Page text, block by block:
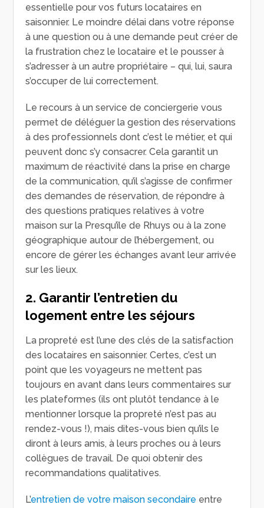
essentielle pour vos futurs locataires en
saisonnier. Le moindre délai dans votre réponse
à une question ou à une demande peut créer de
la frustration chez le locataire et le pousser à
s’adresser à un autre propriétaire – qui, lui, saura
s’occuper de lui correctement.
Le recours à un service de conciergerie vous
permet de déléguer la gestion des réservations
à des professionnels dont c’est le métier, et qui
peuvent donc s’y consacrer. Cela garantit un
maximum de réactivité dans la prise en charge
de la communication, qu’il s’agisse de confirmer
des demandes de réservation, de répondre à
des questions pratiques relatives à votre
maison sur la Presqu’île de Rhuys ou à la zone
géographique autour de l’hébergement, ou
encore de gérer les échanges avant leur arrivée
sur les lieux.
2. Garantir l’entretien du
logement entre les séjours
La propreté est l’une des clés de la satisfaction
des locataires en saisonnier. Certes, c’est un
point que les voyageurs ne mettent pas
toujours en avant dans leurs commentaires sur
les plateformes (ils ont plutôt tendance à le
mentionner lorsque la propreté n’est pas au
rendez-vous !), mais dites-vous bien qu’ils le
diront à leurs amis, à leurs proches ou à leurs
collègues de travail. De quoi obtenir des
recommandations qualitatives.
L’entretien de votre maison secondaire entre